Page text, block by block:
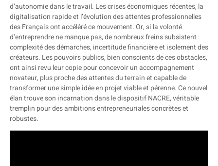
d’autonomie dans le travail. Les crises économiques récentes, la
digitalisation rapide et l’évolution des attentes professionnelles
des Français ont accéléré ce mouvement. Or, si la volonté
d’entreprendre ne manque pas, de nombreux freins subsistent :
complexité des démarches, incertitude financière et isolement des
créateurs. Les pouvoirs publics, bien conscients de ces obstacles,
ont ainsi revu leur copie pour concevoir un accompagnement
novateur, plus proche des attentes du terrain et capable de
transformer une simple idée en projet viable et pérenne. Ce nouvel
élan trouve son incarnation dans le dispositif NACRE, véritable
tremplin pour des ambitions entrepreneuriales concrètes et
robustes.